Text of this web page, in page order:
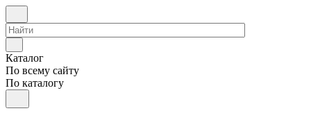
Каталог
По всему сайту
По каталогу